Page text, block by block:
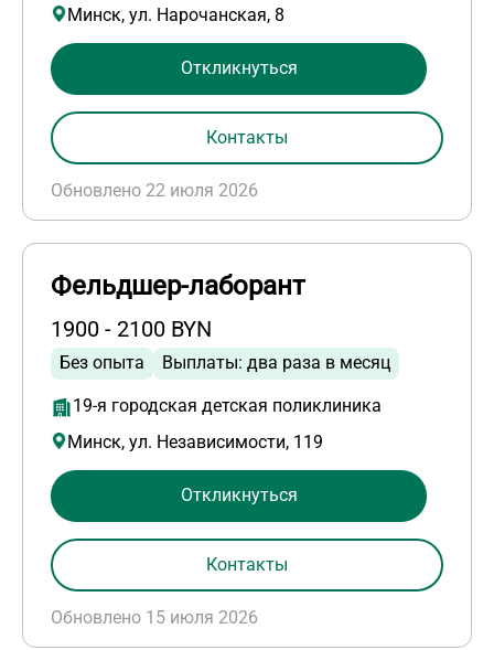
Минск, ул. Нарочанская, 8
Обновлено 22 июля 2026
Откликнуться
Контакты
Фельдшер-лаборант
1900 - 2100 BYN
Без опыта Выплаты: два раза в месяц
19-я городская детская поликлиника
Минск, ул. Независимости, 119
Обновлено 15 июля 2026
Откликнуться
Контакты